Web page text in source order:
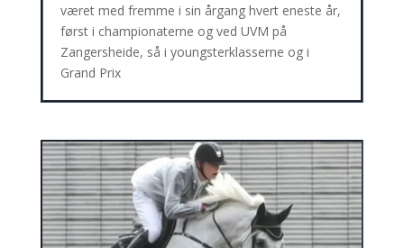
været med fremme i sin årgang hvert eneste år,
først i championaterne og ved UVM på
Zangersheide, så i youngsterklasserne og i
Grand Prix